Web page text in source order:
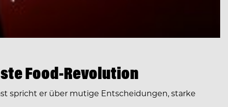
Food-Revolution
spricht er über mutige Entscheidungen, starke